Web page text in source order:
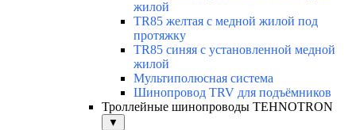
жилой
TR85 желтая с медной жилой под
протяжку
TR85 синяя с установленной медной
жилой
Мультиполюсная система
Шинопровод TRV для подъёмников
Троллейные шинопроводы TEHNOTRON
▼